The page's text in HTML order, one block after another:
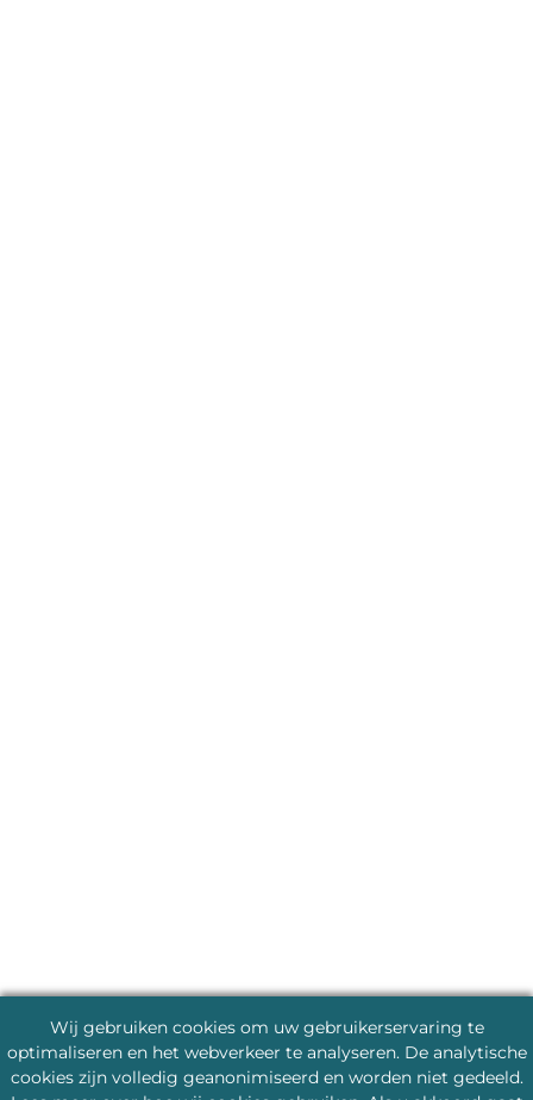
Wij gebruiken cookies om uw gebruikerservaring te
optimaliseren en het webverkeer te analyseren. De analytische
cookies zijn volledig geanonimiseerd en worden niet gedeeld.